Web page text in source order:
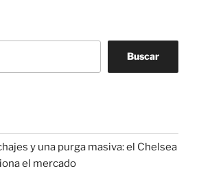
Buscar
y una purga masiva: el Chelsea
el mercado